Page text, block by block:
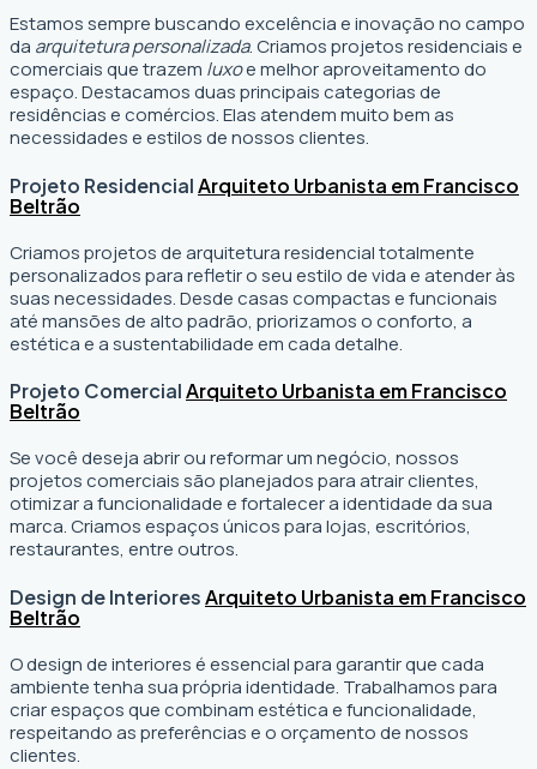
Estamos sempre buscando excelência e inovação no campo
da arquitetura personalizada. Criamos projetos residenciais e
comerciais que trazem luxoe melhor aproveitamento do
espaço. Destacamos duas principais categorias de
residências e comércios. Elas atendem muito bem as
necessidades e estilos de nossos clientes.
Projeto ResidencialArquiteto Urbanista em Francisco
Beltrão
Criamos projetos de arquitetura residencial totalmente
personalizados para refletir o seu estilo de vida e atender às
suas necessidades. Desde casas compactas e funcionais
até mansões de alto padrão, priorizamos o conforto, a
estética e a sustentabilidade em cada detalhe.
Projeto ComercialArquiteto Urbanista em Francisco
Beltrão
Se você deseja abrir ou reformar um negócio, nossos
projetos comerciais são planejados para atrair clientes,
otimizar a funcionalidade e fortalecer a identidade da sua
marca. Criamos espaços únicos para lojas, escritórios,
restaurantes, entre outros.
Design de InterioresArquiteto Urbanista em Francisco
Beltrão
O design de interiores é essencial para garantir que cada
ambiente tenha sua própria identidade. Trabalhamos para
criar espaços que combinam estética e funcionalidade,
respeitando as preferências e o orçamento de nossos
clientes.